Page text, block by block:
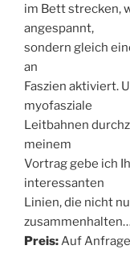
im Bett strecken,
angespannt,
sondern gleich
an
Faszien aktiviert.
myofasziale
Leitbahnen
meinem
Vortrag gebe ich
interessanten
Linien, die nicht
Preis: Auf Anfrage